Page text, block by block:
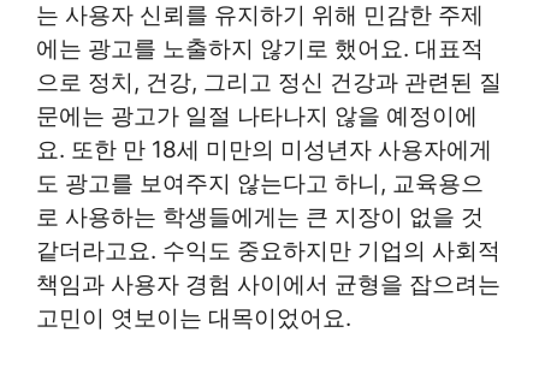
는 사용자 신뢰를 유지하기 위해 민감한 주제
에는 광고를 노출하지 않기로 했어요. 대표적
으로 정치, 건강, 그리고 정신 건강과 관련된 질
문에는 광고가 일절 나타나지 않을 예정이에
요. 또한 만 18세 미만의 미성년자 사용자에게
도 광고를 보여주지 않는다고 하니, 교육용으
로 사용하는 학생들에게는 큰 지장이 없을 것
같더라고요. 수익도 중요하지만 기업의 사회적
책임과 사용자 경험 사이에서 균형을 잡으려는
고민이 엿보이는 대목이었어요.